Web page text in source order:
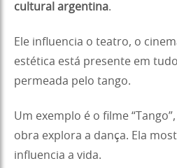
cultural argentina.
Ele influencia o teatro, o
estética está presente em
permeada pelo tango.
Um exemplo é o filme
obra explora a dança. Ela
influencia a vida.